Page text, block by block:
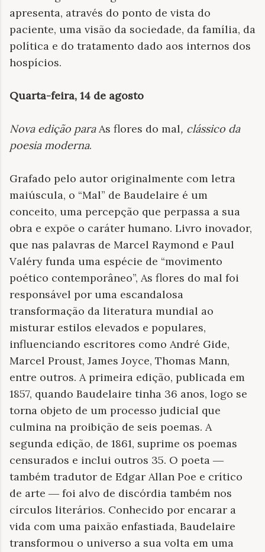
apresenta, através do ponto de vista do
paciente, uma visão da sociedade, da família, da
política e do tratamento dado aos internos dos
hospícios.
Quarta-feira, 14 de agosto
Nova edição paraAs flores do mal, clássico da
poesia moderna.
Grafado pelo autor originalmente com letra
maiúscula, o “Mal” de Baudelaire é um
conceito, uma percepção que perpassa a sua
obra e expõe o caráter humano. Livro inovador,
que nas palavras de Marcel Raymond e Paul
Valéry funda uma espécie de “movimento
poético contemporâneo”, As flores do mal foi
responsável por uma escandalosa
transformação da literatura mundial ao
misturar estilos elevados e populares,
influenciando escritores como André Gide,
Marcel Proust, James Joyce, Thomas Mann,
entre outros. A primeira edição, publicada em
1857, quando Baudelaire tinha 36 anos, logo se
torna objeto de um processo judicial que
culmina na proibição de seis poemas. A
segunda edição, de 1861, suprime os poemas
censurados e inclui outros 35. O poeta ―
também tradutor de Edgar Allan Poe e crítico
de arte ― foi alvo de discórdia também nos
círculos literários. Conhecido por encarar a
vida com uma paixão enfastiada, Baudelaire
transformou o universo a sua volta em uma